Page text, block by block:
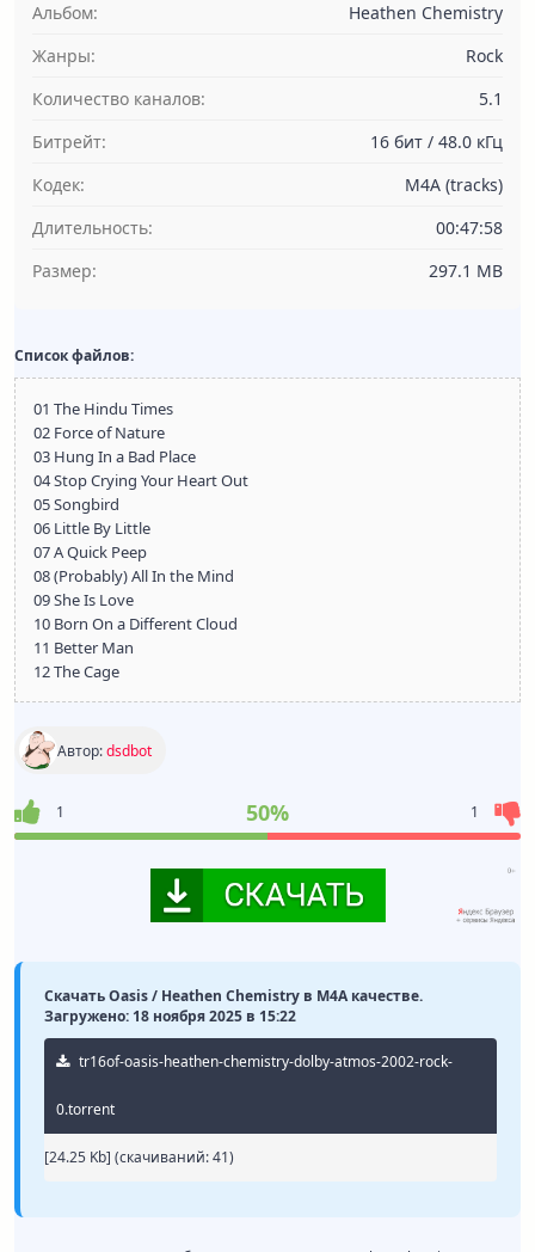
Альбом:
Heathen Chemistry
Жанры:
Rock
Количество каналов:
5.1
Битрейт:
16 бит / 48.0 кГц
Кодек:
M4A (tracks)
Длительность:
00:47:58
Размер:
297.1 MB
Список файлов:
01 The Hindu Times
02 Force of Nature
03 Hung In a Bad Place
04 Stop Crying Your Heart Out
05 Songbird
06 Little By Little
07 A Quick Peep
08 (Probably) All In the Mind
09 She Is Love
10 Born On a Different Cloud
11 Better Man
12 The Cage
Автор:dsdbot
1 50% 1
Скачать Oasis / Heathen Chemistry в M4A качестве.
Загружено: 18 ноября 2025 в 15:22
tr16of-oasis-heathen-chemistry-dolby-atmos-2002-rock-
0.torrent
[24.25 Kb] (cкачиваний: 41)